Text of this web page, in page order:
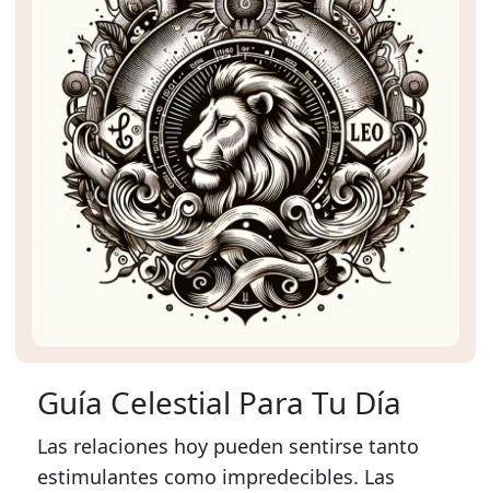
Guía Celestial Para Tu Día
Las relaciones hoy pueden sentirse tanto
estimulantes como impredecibles. Las